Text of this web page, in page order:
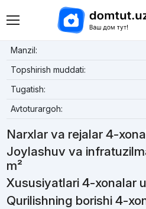
Manzil:
Topshirish muddati:
Tugatish:
Avtoturargoh:
Narxlar va rejalar 4-
Joylashuv va
m²
Xususiyatlari 4-xonalar
Qurilishning borishi 4-